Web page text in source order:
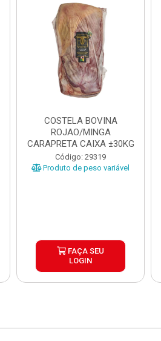
COSTELA BOVINA
ROJAO/MINGA
CARAPRETA CAIXA ±30KG
Código: 29319
Produto de peso variável
FAÇA SEU
LOGIN